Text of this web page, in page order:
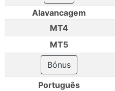
Alavancagem
MT4
MT5
Bónus
Português